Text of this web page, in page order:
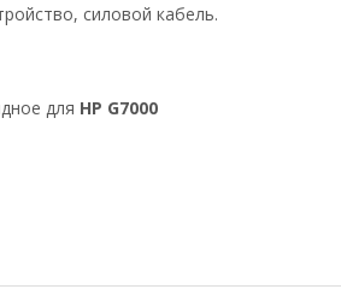
силовой кабель.
для HP G7000